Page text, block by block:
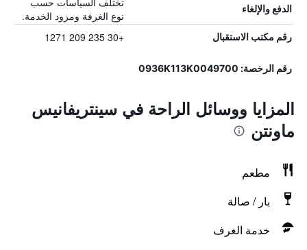
الدفع والإلغاء
نوع الغرفة ومزود الخدمة.
رقم مكتب الاستقبال +30 235 209 1271
رقم الرخصة: 0936K113K0049700
المزايا ووسائل الراحة في سينتريفانيس
ماونتن
مطعم
بار / صالة
خدمة الغرف